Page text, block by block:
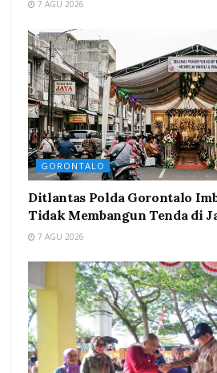
7 AGU 2026
GORONTALO
Ditlantas Polda Gorontalo
Tidak Membangun Tenda di
7 AGU 2026